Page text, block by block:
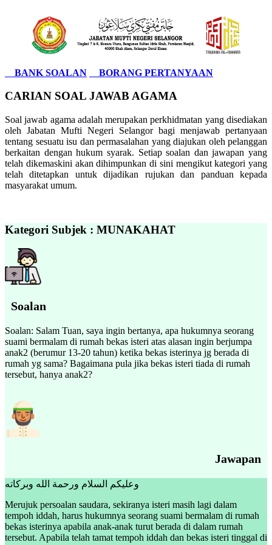
BANK SOALAN BORANG PERTANYAAN
CARIAN SOAL JAWAB AGAMA
Soal jawab agama adalah merupakan perkhidmatan yang disediakan
oleh Jabatan Mufti Negeri Selangor bagi menjawab pertanyaan
tentang sesuatu isu dan permasalahan yang diajukan oleh pelanggan
berkaitan dengan hukum syarak. Setiap soalan dan jawapan yang
telah dikemaskini akan dihimpunkan di sini mengikut kategori yang
telah ditetapkan untuk dijadikan rujukan dan panduan kepada
masyarakat umum.
Kategori Subjek : MUNAKAHAT
Soalan
Soalan: Salam Tuan, saya ingin bertanya, apa hukumnya seorang
suami bermalam di rumah bekas isteri atas alasan ingin berjumpa
anak2 (berumur 13-20 tahun) ketika bekas isterinya jg berada di
rumah yg sama? Bagaimana pula jika bekas isteri tiada di rumah
tersebut, hanya anak2?
Jawapan
وعليكم السلام ورحمة الله وبركاته
Merujuk persoalan saudara, sekiranya isteri masih lagi dalam
tempoh iddah, harus hukumnya seorang suami bermalam di rumah
bekas isterinya apabila anak-anak turut berada di dalam rumah
tersebut. Apabila telah tamat tempoh iddah dan bekas isteri tinggal di